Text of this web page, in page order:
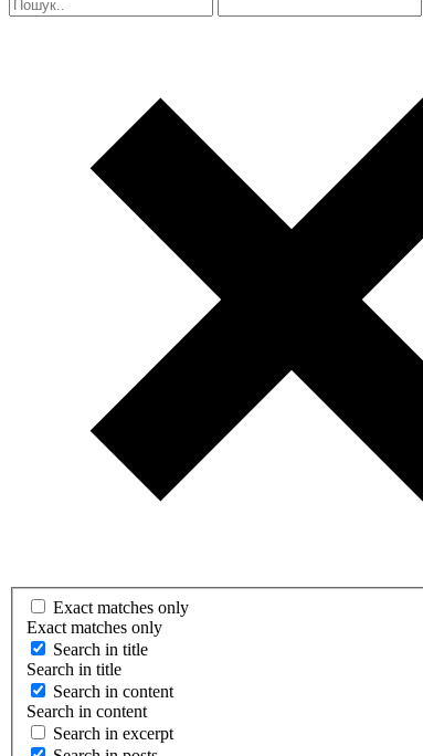
Exact matches only
Exact matches only
Search in title
Search in title
Search in content
Search in content
Search in excerpt